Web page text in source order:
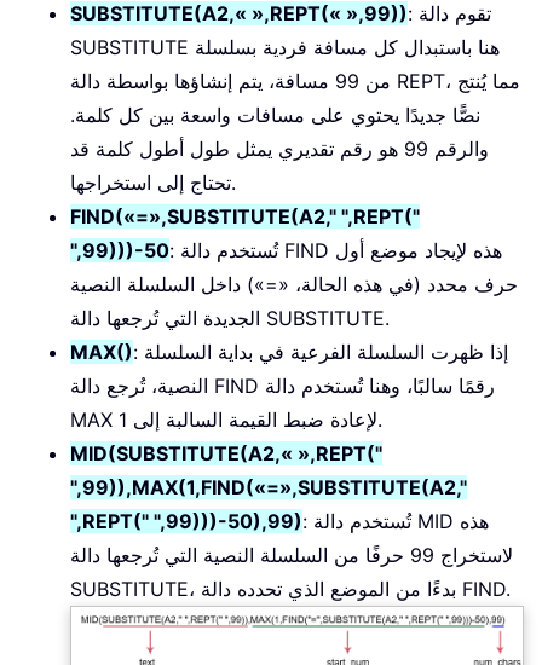
SUBSTITUTE(A2,« »,REPT(« »,99)): تقوم دالة
SUBSTITUTE هنا باستبدال كل مسافة فردية بسلسلة
من 99 مسافة، يتم إنشاؤها بواسطة دالة REPT، مما يُنتج
نصًّا جديدًا يحتوي على مسافات واسعة بين كل كلمة.
والرقم 99 هو رقم تقديري يمثل طول أطول كلمة قد
تحتاج إلى استخراجها.
FIND(«=»,SUBSTITUTE(A2," ",REPT("
",99)))-50: تُستخدم دالة FIND هذه لإيجاد موضع أول
حرف محدد (في هذه الحالة، «=») داخل السلسلة النصية
الجديدة التي تُرجعها دالة SUBSTITUTE.
MAX(): إذا ظهرت السلسلة الفرعية في بداية السلسلة
النصية، تُرجع دالة FIND رقمًا سالبًا، وهنا تُستخدم دالة
MAX لإعادة ضبط القيمة السالبة إلى 1.
MID(SUBSTITUTE(A2,« »,REPT("
",99)),MAX(1,FIND(«=»,SUBSTITUTE(A2,"
",REPT(" ",99)))-50),99): تُستخدم دالة MID هذه
لاستخراج 99 حرفًا من السلسلة النصية التي تُرجعها دالة
SUBSTITUTE، بدءًا من الموضع الذي تحدده دالة FIND.